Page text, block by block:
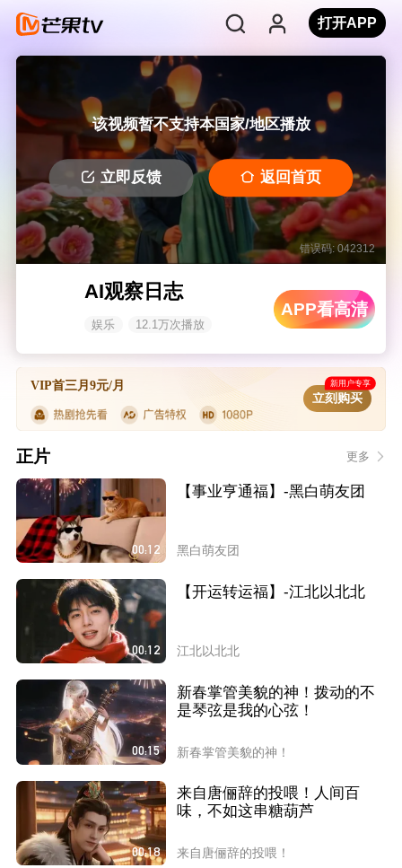
打开APP
该视频暂不支持本国家/地区播放
立即反馈 返回首页
错误码: 042312
AI观察日志
娱乐 12.1万次播放
APP看高清
VIP首三月9元/月 新用户专享
立刻购买
正片 更多
00:12
【事业亨通福】-黑白萌友团
黑白萌友团
00:12
【开运转运福】-江北以北北
江北以北北
00:15
新春掌管美貌的神！拨动的不
是琴弦是我的心弦！
新春掌管美貌的神！
00:18
来自唐俪辞的投喂！人间百
味，不如这串糖葫芦
来自唐俪辞的投喂！